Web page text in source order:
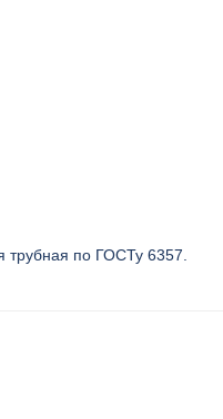
по ГОСТу 6357.